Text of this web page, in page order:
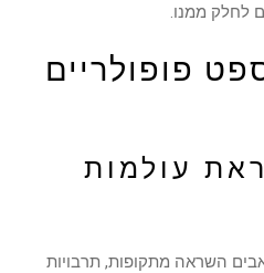
לחלק ממנו.
פופולריים
עולמות
השראה מתקופות, תרבויות